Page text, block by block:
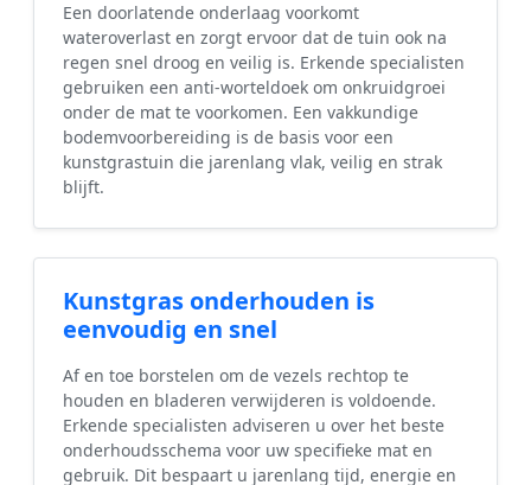
Een doorlatende onderlaag voorkomt
wateroverlast en zorgt ervoor dat de tuin ook na
regen snel droog en veilig is. Erkende specialisten
gebruiken een anti-worteldoek om onkruidgroei
onder de mat te voorkomen. Een vakkundige
bodemvoorbereiding is de basis voor een
kunstgrastuin die jarenlang vlak, veilig en strak
blijft.
Kunstgras onderhouden is
eenvoudig en snel
Af en toe borstelen om de vezels rechtop te
houden en bladeren verwijderen is voldoende.
Erkende specialisten adviseren u over het beste
onderhoudsschema voor uw specifieke mat en
gebruik. Dit bespaart u jarenlang tijd, energie en